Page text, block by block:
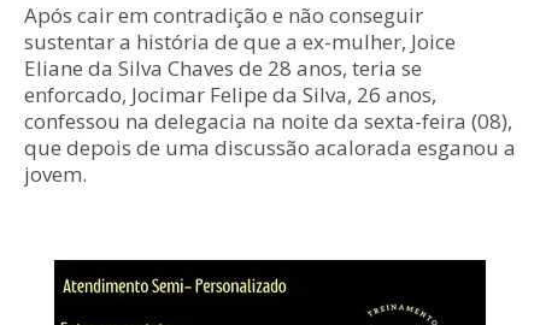
Após cair em contradição e não conseguir
sustentar a história de que a ex-mulher, Joice
Eliane da Silva Chaves de 28 anos, teria se
enforcado, Jocimar Felipe da Silva, 26 anos,
confessou na delegacia na noite da sexta-feira (08),
que depois de uma discussão acalorada esganou a
jovem.